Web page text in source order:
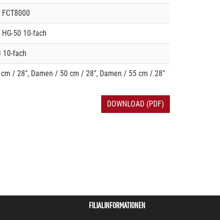
50 10-fach
10-fach
/ 28", Damen / 50 cm / 28", Damen / 55 cm / 28"
DOWNLOAD (PDF)
FILIALINFORMATIONEN